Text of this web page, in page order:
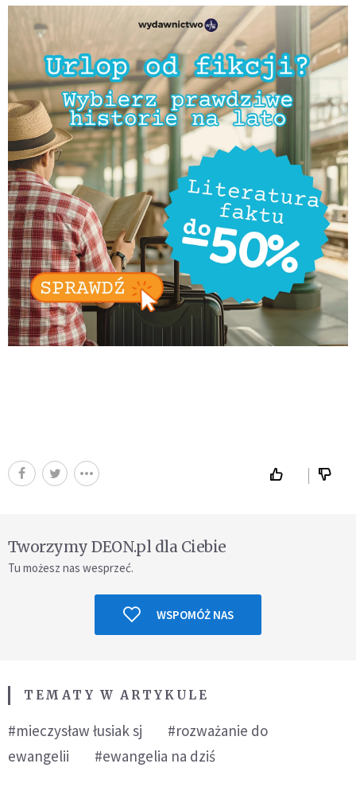
Tworzymy DEON.pl dla Ciebie
Tu możesz nas wesprzeć.
WSPOMÓŻ NAS
TEMATY W ARTYKULE
#mieczysław łusiak sj
#rozważanie do
ewangelii
#ewangelia na dziś